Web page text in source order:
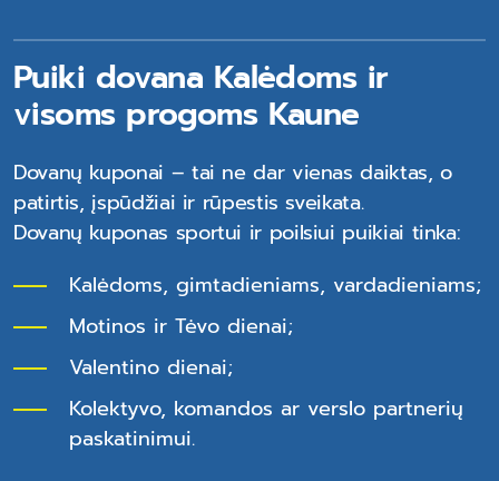
Puiki dovana Kalėdoms ir
visoms progoms Kaune
Dovanų kuponai – tai ne dar vienas daiktas, o
patirtis, įspūdžiai ir rūpestis sveikata.
Dovanų kuponas sportui ir poilsiui puikiai tinka:
Kalėdoms, gimtadieniams, vardadieniams;
Motinos ir Tėvo dienai;
Valentino dienai;
Kolektyvo, komandos ar verslo partnerių
paskatinimui.